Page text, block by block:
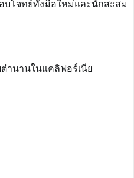
บโจทย์ทั้งมือใหม่และนักสะสม
ำนานในแคลิฟอร์เนีย